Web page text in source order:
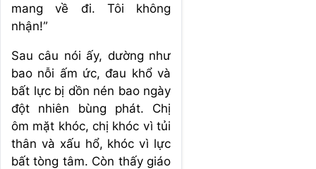
mang về đi. Tôi không
nhận!”
Sau câu nói ấy, dường như
bao nỗi ấm ức, đau khổ và
bất lực bị dồn nén bao ngày
đột nhiên bùng phát. Chị
ôm mặt khóc, chị khóc vì tủi
thân và xấu hổ, khóc vì lực
bất tòng tâm. Còn thấy giáo